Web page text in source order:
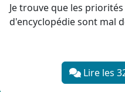
Je trouve que les
d'encyclopédie sont mal
Lire les